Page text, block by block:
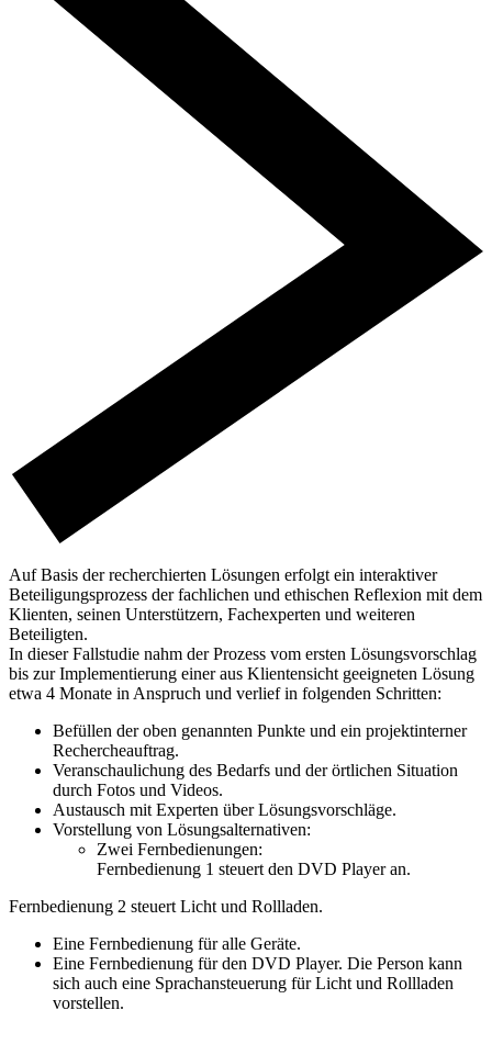
Auf Basis der recherchierten Lösungen erfolgt ein interaktiver
Beteiligungsprozess der fachlichen und ethischen Reflexion mit dem
Klienten, seinen Unterstützern, Fachexperten und weiteren
Beteiligten.
In dieser Fallstudie nahm der Prozess vom ersten Lösungsvorschlag
bis zur Implementierung einer aus Klientensicht geeigneten Lösung
etwa 4 Monate in Anspruch und verlief in folgenden Schritten:
Befüllen der oben genannten Punkte und ein projektinterner
Rechercheauftrag.
Veranschaulichung des Bedarfs und der örtlichen Situation
durch Fotos und Videos.
Austausch mit Experten über Lösungsvorschläge.
Vorstellung von Lösungsalternativen:
Zwei Fernbedienungen:
Fernbedienung 1 steuert den DVD Player an.
Fernbedienung 2 steuert Licht und Rollladen.
Eine Fernbedienung für alle Geräte.
Eine Fernbedienung für den DVD Player. Die Person kann
sich auch eine Sprachansteuerung für Licht und Rollladen
vorstellen.